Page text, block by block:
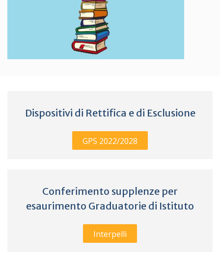
Dispositivi di Rettifica e di Esclusione
GPS 2022/2028
Conferimento supplenze per
esaurimento Graduatorie di Istituto
Interpelli